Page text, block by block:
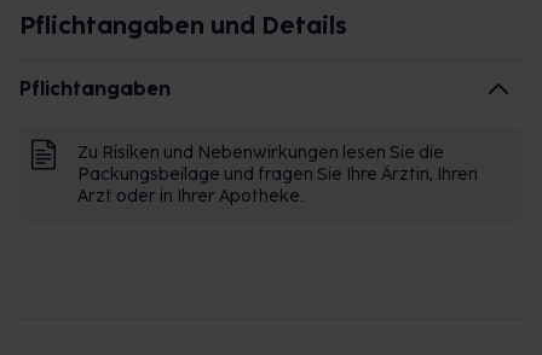
Pflichtangaben und Details
Pflichtangaben
Zu Risiken und Nebenwirkungen lesen Sie die
Packungsbeilage und fragen Sie Ihre Ärztin, Ihren
Arzt oder in Ihrer Apotheke.